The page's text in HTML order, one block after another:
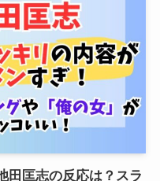
田匡志の反応は？スラ